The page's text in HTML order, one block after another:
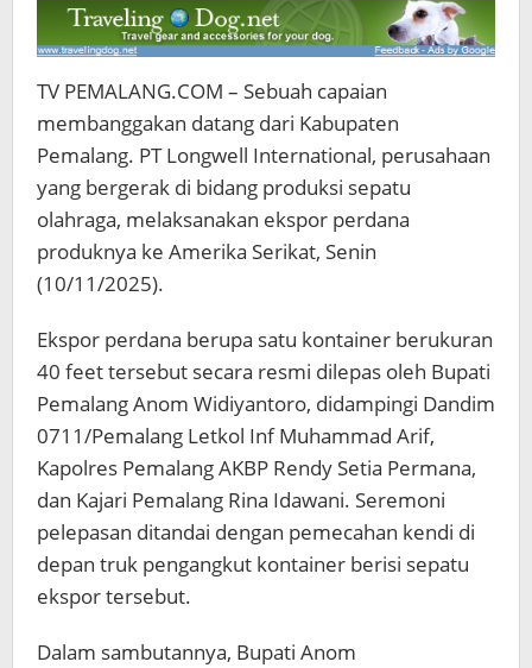
TV PEMALANG.COM – Sebuah capaian
membanggakan datang dari Kabupaten
Pemalang. PT Longwell International, perusahaan
yang bergerak di bidang produksi sepatu
olahraga, melaksanakan ekspor perdana
produknya ke Amerika Serikat, Senin
(10/11/2025).
Ekspor perdana berupa satu kontainer berukuran
40 feet tersebut secara resmi dilepas oleh Bupati
Pemalang Anom Widiyantoro, didampingi Dandim
0711/Pemalang Letkol Inf Muhammad Arif,
Kapolres Pemalang AKBP Rendy Setia Permana,
dan Kajari Pemalang Rina Idawani. Seremoni
pelepasan ditandai dengan pemecahan kendi di
depan truk pengangkut kontainer berisi sepatu
ekspor tersebut.
Dalam sambutannya, Bupati Anom